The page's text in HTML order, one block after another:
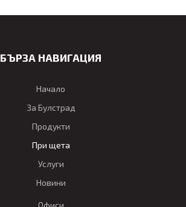
БЪРЗА НАВИГАЦИЯ
Начало
За Булстрад
Продукти
При щета
Услуги
Новини
Офиси